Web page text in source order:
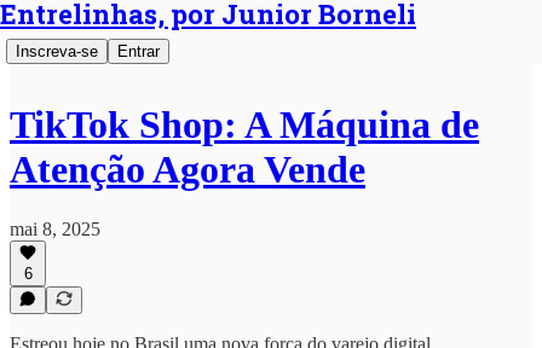
Entrelinhas, por Junior Borneli
Inscreva-se Entrar
TikTok Shop: A Máquina de
Atenção Agora Vende
mai 8, 2025
6
Estreou hoje no Brasil uma nova força do varejo digital.